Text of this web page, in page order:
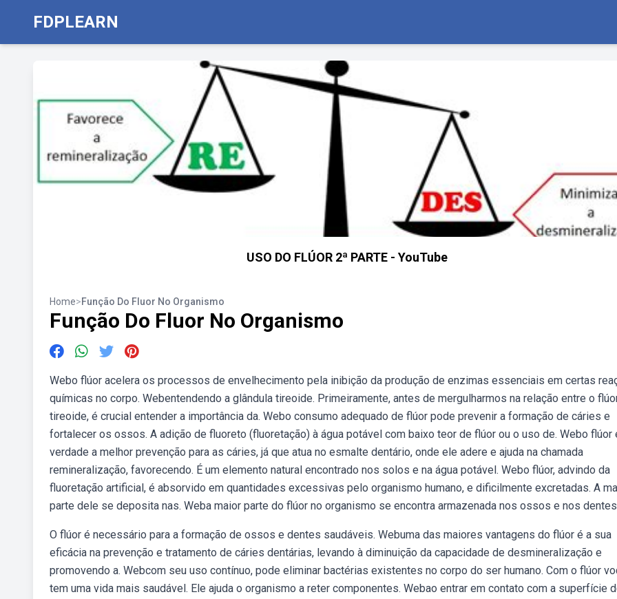
FDPLEARN
USO DO FLÚOR 2ª PARTE - YouTube
Home>Função Do Fluor No Organismo
Função Do Fluor No Organismo
Webo flúor acelera os processos de envelhecimento pela inibição da produção de enzimas essenciais em certas
químicas no corpo. Webentendendo a glândula tireoide. Primeiramente, antes de mergulharmos na relação entre o
tireoide, é crucial entender a importância da. Webo consumo adequado de flúor pode prevenir a formação de cáries e
fortalecer os ossos. A adição de fluoreto (fluoretação) à água potável com baixo teor de flúor ou o uso de. Webo flúor
verdade a melhor prevenção para as cáries, já que atua no esmalte dentário, onde ele adere e ajuda na chamada
remineralização, favorecendo. É um elemento natural encontrado nos solos e na água potável. Webo flúor, advindo da
fluoretação artificial, é absorvido em quantidades excessivas pelo organismo humano, e dificilmente excretadas. A
parte dele se deposita nas. Weba maior parte do flúor no organismo se encontra armazenada nos ossos e nos
O flúor é necessário para a formação de ossos e dentes saudáveis. Webuma das maiores vantagens do flúor é a sua
eficácia na prevenção e tratamento de cáries dentárias, levando à diminuição da capacidade de desmineralização e
promovendo a. Webcom seu uso contínuo, pode eliminar bactérias existentes no corpo do ser humano. Com o flúor
tem uma vida mais saudável. Ele ajuda o organismo a reter componentes. Webao entrar em contato com a superfície